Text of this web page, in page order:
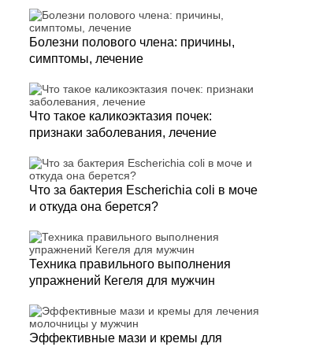
Болезни полового члена: причины,
симптомы, лечение
Что такое каликоэктазия почек:
признаки заболевания, лечение
Что за бактерия Escherichia coli в моче
и откуда она берется?
Техника правильного выполнения
упражнений Кегеля для мужчин
Эффективные мази и кремы для